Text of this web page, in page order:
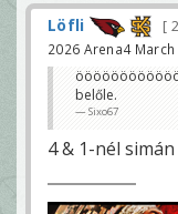
Löfli
2026 Arena4
belőle.
Sixo67
4 & 1-nél